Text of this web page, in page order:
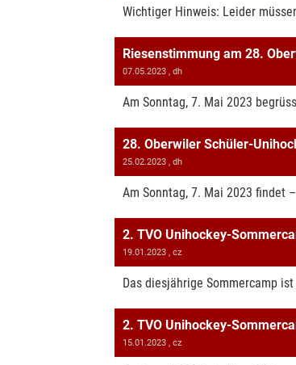
Wichtiger Hinweis: Leider
Riesenstimmung am 28.
07.05.2023 , dh
Am Sonntag, 7. Mai 2023
28. Oberwiler Schüler-
25.02.2023 , dh
Am Sonntag, 7. Mai 2023 findet
2. TVO Unihockey-
19.01.2023 , cz
Das diesjährige Sommercamp
2. TVO Unihockey-
15.01.2023 , cz